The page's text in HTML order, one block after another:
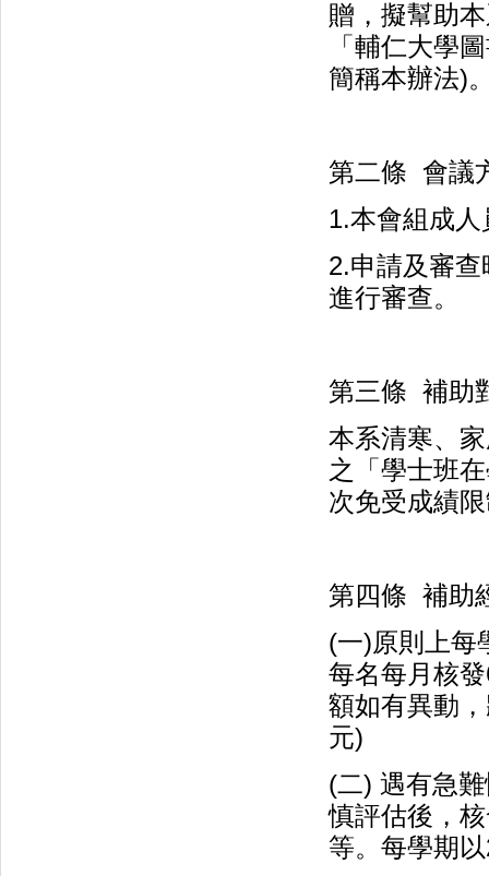
贈，擬幫助
「輔仁大學
簡稱本辦法)
第二條 會議
1.本會組成
2.申請及審
進行審查。
第三條 補助
本系清寒、
之「學士班
次免受成績
第四條 補助
(一)原則上每
每名每月核
額如有異動
元)
(二) 遇有急
慎評估後，
等。每學期